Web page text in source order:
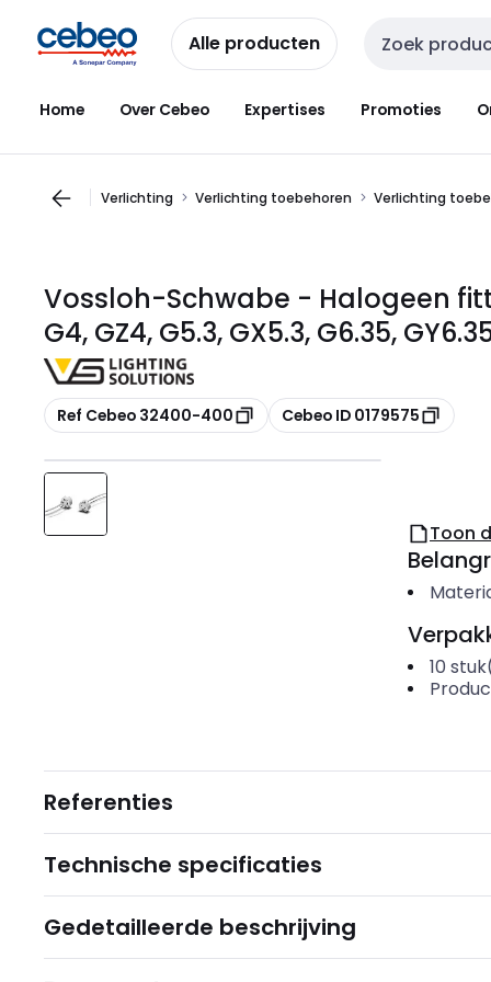
naar
navigatie
naar
inhoud
Alle producten Zoekveld invoer
Home Over Cebeo Expertises Promoties
Verlichting Verlichting toebehoren Verlichting
Vossloh-Schwabe - Halogeen
G4, GZ4, G5.3, GX5.3, G6.35,
Kopiëren
Ref Cebeo 32400-400 Kopiëren
Cebeo ID 0179575
Toon
10
Referenties
Technische specificaties
Gedetailleerde beschrijving